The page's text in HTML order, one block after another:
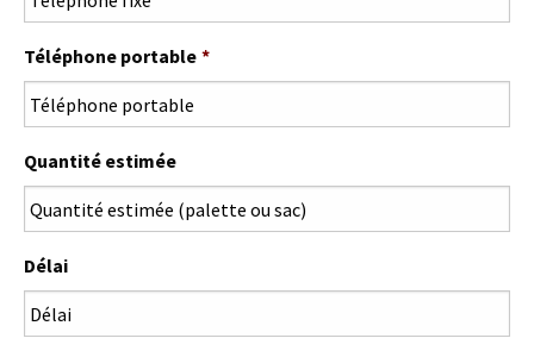
Téléphone portable *
Quantité estimée
Délai